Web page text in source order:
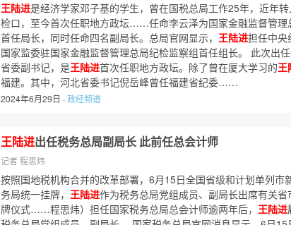
王陆进是经济学家邓子基的学生，曾在国税总局工作25年，近年
检口，至今首次任职地方政坛……任命李云泽为国家金融监督管理
首任局长，同时任命四名副局长。总局官网显示， 王陆进担任中央
国家监委驻国家金融监督管理总局纪检监察组首任组长。 此次出
省委副书记，是王陆进首次任职地方政坛。除了曾在厦大学习的王
福建。其中，河北省委书记倪岳峰曾任福建省纪委……
2024年6月29日 ·政经频道
王陆进出任税务总局副局长 此前任总会计师
记者 程思炜
按照国地税机构合并的改革部署，6月15日全国省级和计划单列市
务局统一挂牌， 王陆进作为税务总局党组成员、副局长出席有关省
牌仪式……程思炜）担任国家税务总局总会计师逾两年后， 王陆进